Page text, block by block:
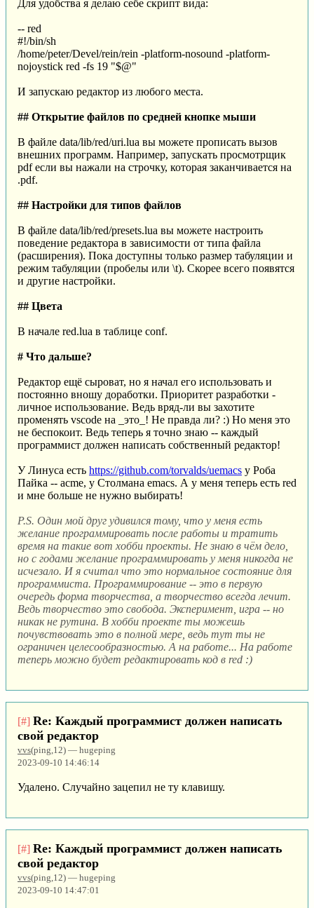
Для удобства я делаю себе скрипт вида:
-- red
#!/bin/sh
/home/peter/Devel/rein/rein -platform-nosound -platform-
nojoystick red -fs 19 "$@"
И запускаю редактор из любого места.
## Открытие файлов по средней кнопке мыши
В файле data/lib/red/uri.lua вы можете прописать вызов
внешних программ. Например, запускать просмотрщик
pdf если вы нажали на строчку, которая заканчивается на
.pdf.
## Настройки для типов файлов
В файле data/lib/red/presets.lua вы можете настроить
поведение редактора в зависимости от типа файла
(расширения). Пока доступны только размер табуляции и
режим табуляции (пробелы или \t). Скорее всего появятся
и другие настройки.
## Цвета
В начале red.lua в таблице conf.
# Что дальше?
Редактор ещё сыроват, но я начал его использовать и
постоянно вношу доработки. Приоритет разработки -
личное использование. Ведь вряд-ли вы захотите
променять vscode на _это_! Не правда ли? :) Но меня это
не беспокоит. Ведь теперь я точно знаю -- каждый
программист должен написать собственный редактор!
У Линуса есть https://github.com/torvalds/uemacs у Роба
Пайка -- acme, у Столмана emacs. А у меня теперь есть red
и мне больше не нужно выбирать!
P.S. Один мой друг удивился тому, что у меня есть
желание программировать после работы и тратить
время на такие вот хобби проекты. Не знаю в чём дело,
но с годами желание программировать у меня никогда не
исчезало. И я считал что это нормальное состояние для
программиста. Программирование -- это в первую
очередь форма творчества, а творчество всегда лечит.
Ведь творчество это свобода. Эксперимент, игра -- но
никак не рутина. В хобби проекте ты можешь
почувствовать это в полной мере, ведь тут ты не
ограничен целесообразностью. А на работе... На работе
теперь можно будет редактировать код в red :)
[#] Re: Каждый программист должен написать
свой редактор
vvs(ping,12) — hugeping
2023-09-10 14:46:14
Удалено. Случайно зацепил не ту клавишу.
[#] Re: Каждый программист должен написать
свой редактор
vvs(ping,12) — hugeping
2023-09-10 14:47:01